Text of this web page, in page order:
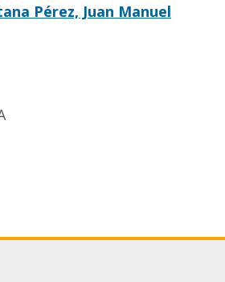
Pérez, Juan Manuel